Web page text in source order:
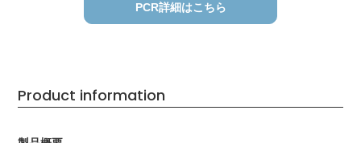
PCR詳細はこちら
Product information